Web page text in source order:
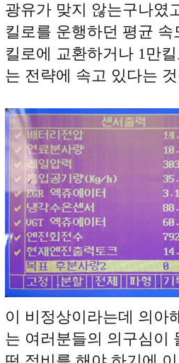
광유가 맞지 않는구나였
킬로를 운행하던 평균
킬로에 교환하거나 1만
는 전략에 속고 있다는
이 비정상이라는데 의아
는 여러분들의 의구심이